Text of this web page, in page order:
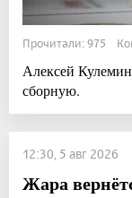
Прочитали: 975
Алексей
сборную.
12:30, 5 авг 2026
Жара